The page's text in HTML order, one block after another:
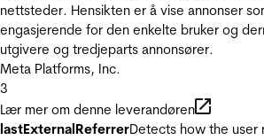
nettsteder. Hensikten er å vise annonser
engasjerende for den enkelte bruker og
utgivere og tredjeparts annonsører.
Meta Platforms, Inc.
3
Lær mer om denne leverandøren
lastExternalReferrerDetects how the